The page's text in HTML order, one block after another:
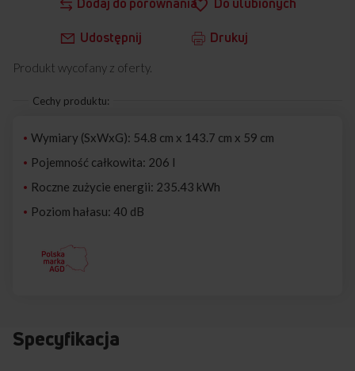
Dodaj do porównania Do ulubionych
Udostępnij Drukuj
Produkt wycofany z oferty.
Cechy produktu:
Wymiary (SxWxG): 54.8 cm x 143.7 cm x 59 cm
Pojemność całkowita: 206 l
Roczne zużycie energii: 235.43 kWh
Poziom hałasu: 40 dB
Specyfikacja